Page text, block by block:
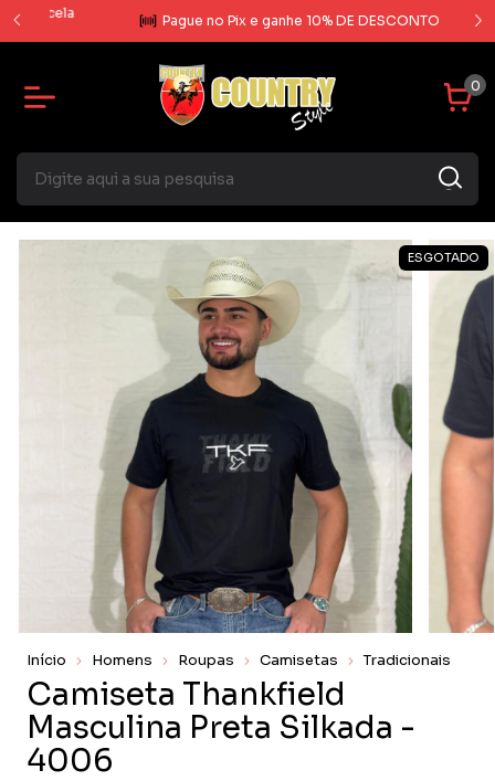
Pague no Pix e ganhe 10% DE DESCONTO
0
ESGOTADO
Início Homens Roupas Camisetas Tradicionais
Camiseta Thankfield
Masculina Preta Silkada -
4006